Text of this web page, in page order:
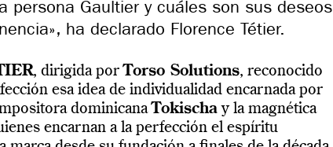
persona Gaultier y cuáles son sus deseos
ha declarado Florence Tétier.
, dirigida porTorso Solutions, reconocido
esa idea de individualidad encarnada por
dominicanaTokischa y la magnética
encarnan a la perfección el espíritu